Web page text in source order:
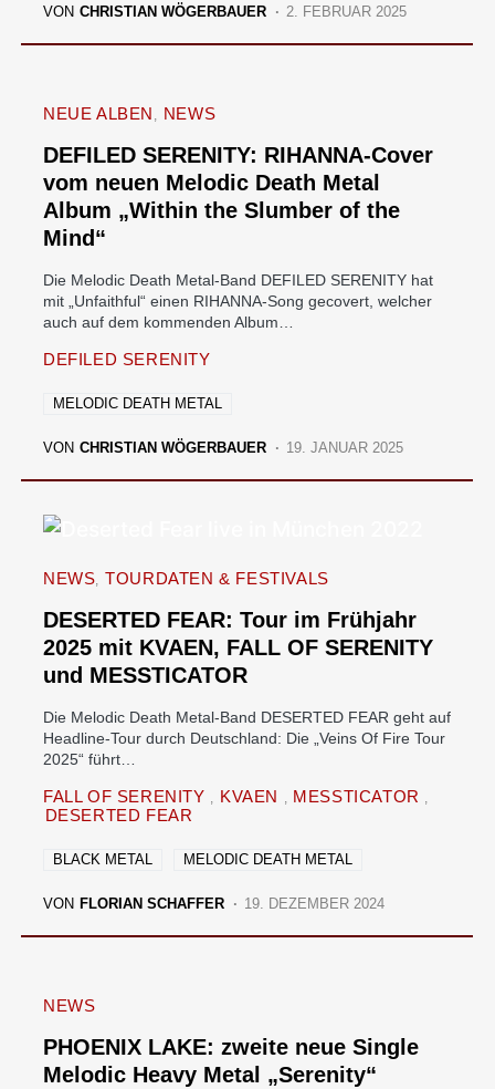
VON CHRISTIAN WÖGERBAUER 2. FEBRUAR 2025
NEUE ALBEN NEWS
DEFILED SERENITY: RIHANNA-Cover
vom neuen Melodic Death Metal
Album „Within the Slumber of the
Mind“
Die Melodic Death Metal-Band DEFILED SERENITY hat
mit „Unfaithful“ einen RIHANNA-Song gecovert, welcher
auch auf dem kommenden Album…
DEFILED SERENITY
MELODIC DEATH METAL
VON CHRISTIAN WÖGERBAUER 19. JANUAR 2025
NEWS TOURDATEN & FESTIVALS
DESERTED FEAR: Tour im Frühjahr
2025 mit KVAEN, FALL OF SERENITY
und MESSTICATOR
Die Melodic Death Metal-Band DESERTED FEAR geht auf
Headline-Tour durch Deutschland: Die „Veins Of Fire Tour
2025“ führt…
FALL OF SERENITY KVAEN
MESSTICATOR
DESERTED FEAR
BLACK METAL MELODIC DEATH METAL
VON FLORIAN SCHAFFER 19. DEZEMBER 2024
NEWS
PHOENIX LAKE: zweite neue Single
Melodic Heavy Metal „Serenity“